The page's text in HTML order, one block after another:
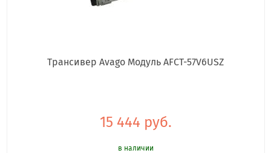
Трансивер Avago Модуль AFCT-57V6USZ
15 444 руб.
в наличии